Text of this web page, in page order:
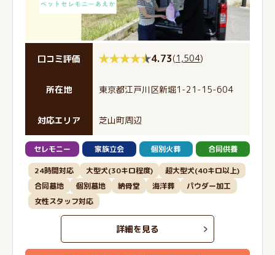
口コミ評価 4.73(1,504)
所在地 東京都江戸川区新堀1-21-15-604
対応エリア 芝山町周辺
セレモニー 家族立会 個別火葬 合同供養
24時間対応 大型犬(30キロ程度)
超大型犬(40キロ以上)
合同墓地
個別墓地 納骨堂 海洋葬
パウダー加工
女性スタッフ対応
詳細を見る